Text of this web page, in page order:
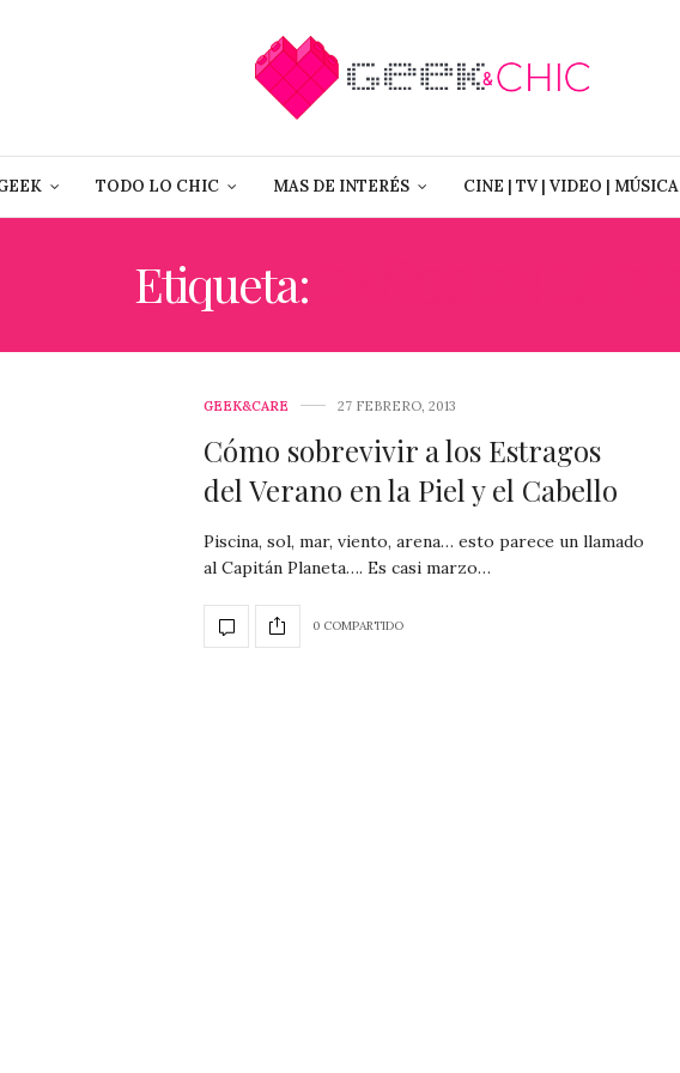
TODO LO CHIC MAS DE INTERÉS CINE | TV | VIDEO | MÚSICA
Etiqueta:
GEEK&CARE 27 FEBRERO, 2013
Cómo sobrevivir a los Estragos
del Verano en la Piel y el Cabello
Piscina, sol, mar, viento, arena… esto parece un llamado
al Capitán Planeta…. Es casi marzo…
0 COMPARTIDO